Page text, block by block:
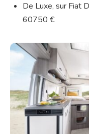
De Luxe, sur Fiat
60750 €